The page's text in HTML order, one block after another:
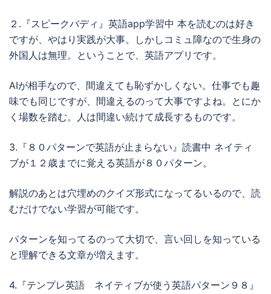
２.『スピークバディ』英語app学習中 本を読むのは好き
ですが、やはり実践が大事。しかしコミュ障なので生身の
外国人は無理。ということで、英語アプリです。
AIが相手なので、間違えても恥ずかしくない。仕事でも趣
味でも同じですが、間違えるのって大事ですよね。とにか
く場数を踏む。人は間違い続けて成長するものです。
3.『８０パターンで英語が止まらない』読書中 ネイティ
ブが１２歳までに覚える英語が８０パターン。
解説のあとは穴埋めのクイズ形式になってるいるので、読
むだけでない学習が可能です。
パターンを知ってるのって大切で、言い回しを知っている
と理解できる文章が増えます。
4.『テンプレ英語 ネイティブが使う英語パターン９８』